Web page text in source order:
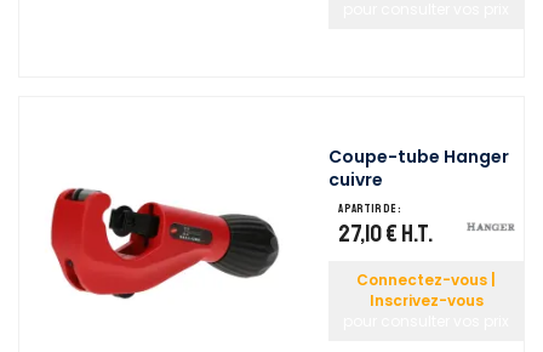
Coupe-tube Hanger
cuivre
A partir de :
27,10 € H.T.
Connectez-vous |
Inscrivez-vous